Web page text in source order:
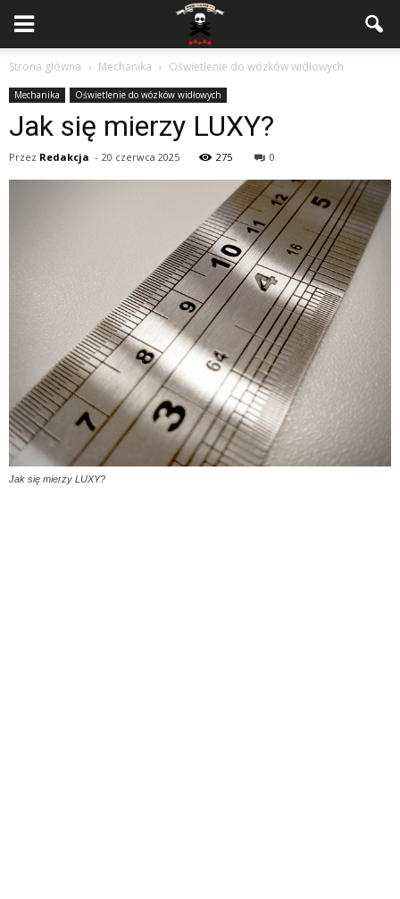
Strona główna Mechanika Oświetlenie do wózków widłowych
Mechanika Oświetlenie do wózków widłowych
Jak się mierzy LUXY?
Przez Redakcja - 20 czerwca 2025 275 0
Jak się mierzy LUXY?